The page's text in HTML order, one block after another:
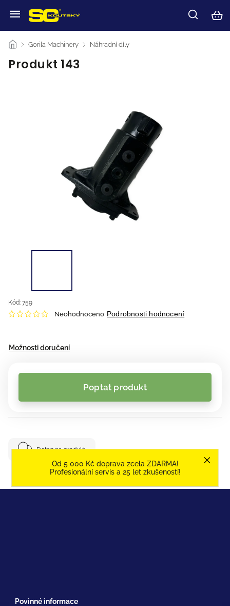
Od 5 000 Kč doprava zcela ZDARMA!
Profesionální servis a 25 let zkušeností!
/ Gorila Machinery / Náhradní díly
Produkt 143
Kód: 759
Neohodnoceno Podrobnosti hodnocení
Možnosti doručení
Poptat produkt
Dotaz na produkt
Povinné informace